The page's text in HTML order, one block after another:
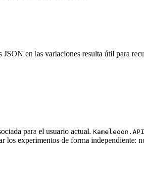
en las variaciones resulta útil para
para el usuario actual.
experimentos de forma independiente: